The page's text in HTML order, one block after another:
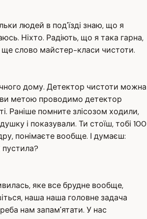
людей в под'їзді знаю, що я
Ніхто. Радіють, що я така гарна,
ще слово майстер-класи чистоти.
дому. Детектор чистоти можна
метою проводимо детектор
Раніше помните злісозом ходили,
і показували. Ти стоїш, тобі 100
понімаєте вообще. І думаєш:
пустила?
яке все брудне вообще,
наша наша головне задача
нам запам'ятати. У нас